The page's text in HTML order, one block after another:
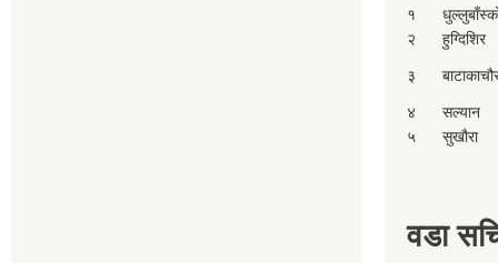
१
२
हुग्दिशिर
३
४
सल्यान
५
सुखौरा
वडा